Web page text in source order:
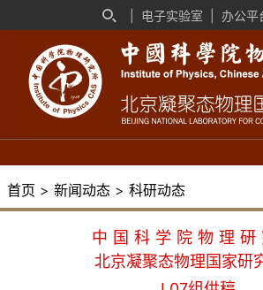
电子实验室 办公平
首页 > 新闻动态 > 科研动态
中国科学院物理研
北京凝聚态物理国家研